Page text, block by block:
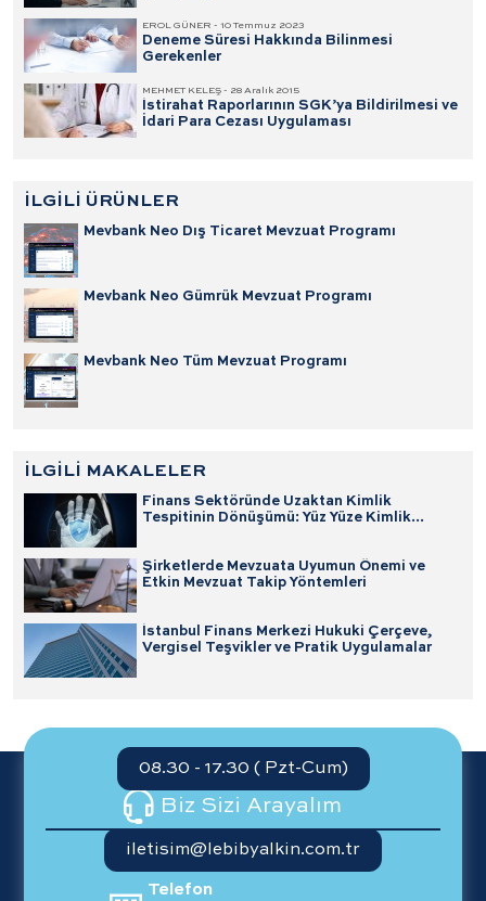
EROL GÜNER - 10 Temmuz 2023
Deneme Süresi Hakkında Bilinmesi
Gerekenler
MEHMET KELEŞ - 28 Aralık 2015
İstirahat Raporlarının SGK’ya Bildirilmesi ve
İdari Para Cezası Uygulaması
İLGİLİ ÜRÜNLER
Mevbank Neo Dış Ticaret Mevzuat Programı
Mevbank Neo Gümrük Mevzuat Programı
Mevbank Neo Tüm Mevzuat Programı
İLGİLİ MAKALELER
Finans Sektöründe Uzaktan Kimlik
Tespitinin Dönüşümü: Yüz Yüze Kimlik
Şirketlerde Mevzuata Uyumun Önemi ve
Etkin Mevzuat Takip Yöntemleri
İstanbul Finans Merkezi Hukuki Çerçeve,
Vergisel Teşvikler ve Pratik Uygulamalar
08.30 - 17.30 ( Pzt-Cum)
Biz Sizi Arayalım
iletisim@lebibyalkin.com.tr
Telefon